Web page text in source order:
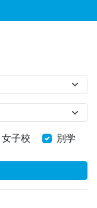
女子校 別学